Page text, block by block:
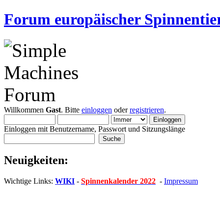
Forum europäischer
Willkommen Gast. Bitte einloggen oderregistrieren.
Einloggen mit Benutzername, Passwort und Sitzungslänge
Neuigkeiten:
Wichtige Links: WIKI - Spinnenkalender 2022 - Impressum